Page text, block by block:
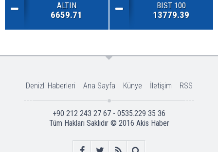
ALTIN
6659.71
BIST 100
13779.39
Denizli Haberleri Ana Sayfa Künye İletişim RSS
+90 212 243 27 67 - 0535.229 35 36
Tüm Hakları Saklıdır © 2016 Akis Haber